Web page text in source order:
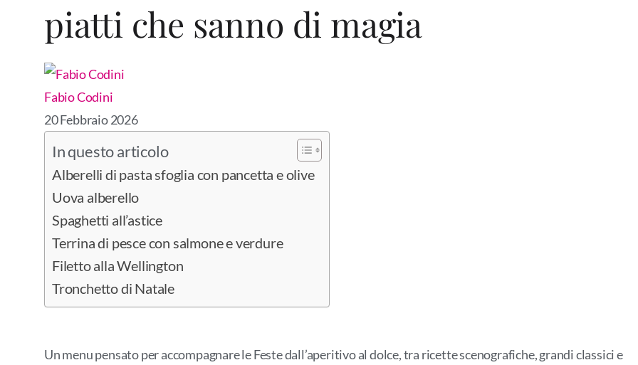
piatti che sanno di magia
Fabio Codini
20 Febbraio 2026
In questo articolo
Alberelli di pasta sfoglia con pancetta e olive
Uova alberello
Spaghetti all’astice
Terrina di pesce con salmone e verdure
Filetto alla Wellington
Tronchetto di Natale
Un menu pensato per accompagnare le Feste dall’aperitivo al dolce, tra ricette scenografiche, grandi classici e